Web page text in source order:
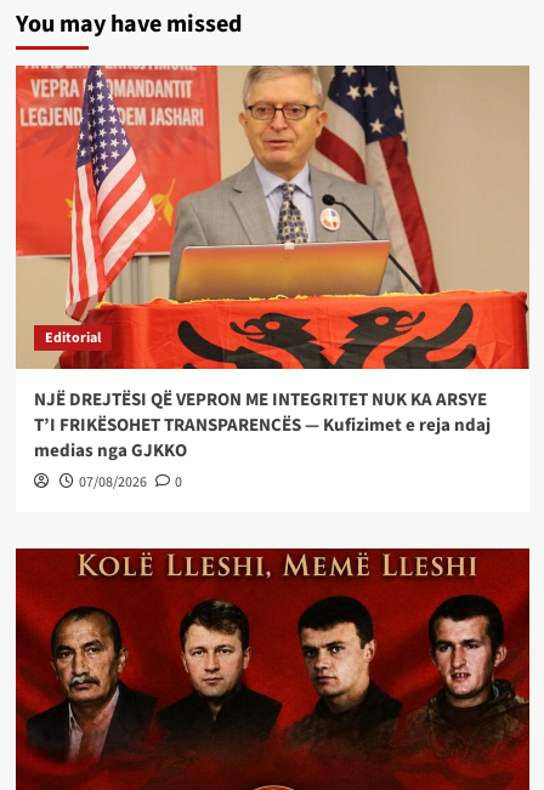
You may have missed
Editorial
NJË DREJTËSI QË VEPRON ME INTEGRITET NUK KA ARSYE
T’I FRIKËSOHET TRANSPARENCËS — Kufizimet e reja ndaj
medias nga GJKKO
07/08/2026 0